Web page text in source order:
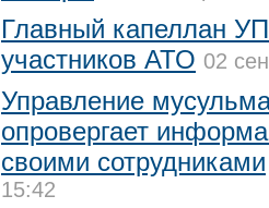
Главный капеллан
участников АТО 02
Управление
опровергает
своими сотрудниками
15:42